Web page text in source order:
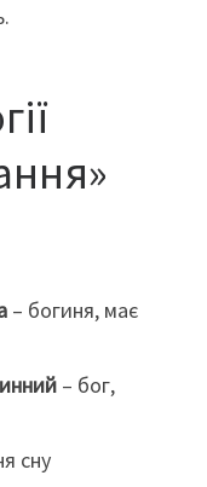
– богиня, має
– бог,
сну